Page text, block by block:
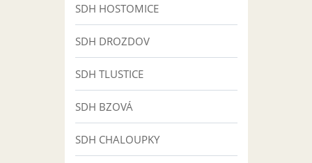
SDH HOSTOMICE
SDH DROZDOV
SDH TLUSTICE
SDH BZOVÁ
SDH CHALOUPKY